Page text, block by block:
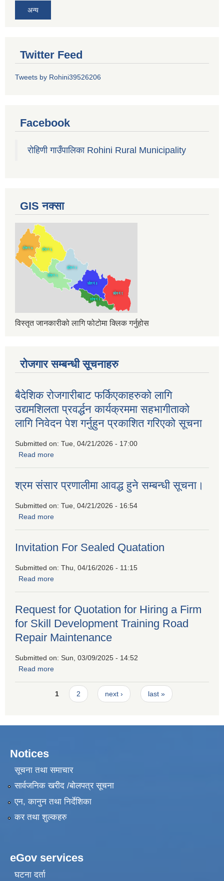
अन्य
Twitter Feed
Tweets by Rohini39526206
Facebook
रोहिणी गाउँपालिका Rohini Rural Municipality
GIS नक्सा
विस्तृत जानकारीको लागि फोटोमा क्लिक गर्नुहोस
रोजगार सम्बन्धी सूचनाहरु
बैदेशिक रोजगारीबाट फर्किएकाहरुको लागि
उद्यमशिलता प्रवर्द्धन कार्यक्रममा सहभागीताको
लागि निवेदन पेश गर्नुहुन प्रकाशित गरिएको सूचना
Submitted on: Tue, 04/21/2026 - 17:00
Read more
श्रम संसार प्रणालीमा आवद्ध हुने सम्बन्धी सूचना।
Submitted on: Tue, 04/21/2026 - 16:54
Read more
Invitation For Sealed Quatation
Submitted on: Thu, 04/16/2026 - 11:15
Read more
Request for Quotation for Hiring a Firm
for Skill Development Training Road
Repair Maintenance
Submitted on: Sun, 03/09/2025 - 14:52
Read more
Pages1 2 next › last »
Notices
सूचना तथा समाचार
सार्वजनिक खरीद /बोलपत्र सूचना
एन, कानुन तथा निर्देशिका
कर तथा शुल्कहरु
eGov services
घटना दर्ता